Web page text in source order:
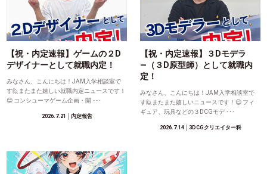
【祝・内定速報】ゲームの２D
デザイナーとして就職内定！
みなさん、こんにちは！JAM入学相談室で
す🙋またまた嬉しい就職内定ニュースです！
😊 コンシューマゲーム企画・開 ･･･
2026.7.21 │内定報告
【祝・内定速報】３Dモデラ
―（３D原型師）として就職内
定！
みなさん、こんにちは！JAM入学相談室で
す🙋またまた嬉しいニュースです！😊 フィ
ギュア、玩具などの３DCGモデ ･･･
2026.7.14│3DCGクリエイター科